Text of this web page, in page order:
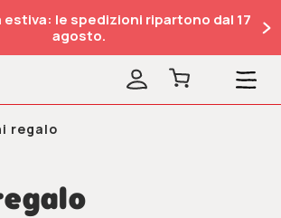
estiva: le spedizioni ripartono dal 17
agosto.
regalo